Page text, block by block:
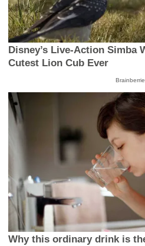
Disney’s Live-Action Simba
Cutest Lion Cub Ever
Why this ordinary drink is